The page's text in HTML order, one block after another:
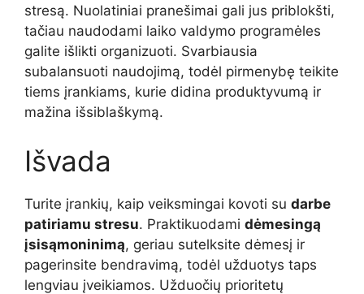
stresą. Nuolatiniai pranešimai gali jus priblokšti,
tačiau naudodami laiko valdymo programėles
galite išlikti organizuoti. Svarbiausia
subalansuoti naudojimą, todėl pirmenybę teikite
tiems įrankiams, kurie didina produktyvumą ir
mažina išsiblaškymą.
Išvada
Turite įrankių, kaip veiksmingai kovoti su darbe
patiriamu stresu. Praktikuodami dėmesingą
įsisąmoninimą, geriau sutelksite dėmesį ir
pagerinsite bendravimą, todėl užduotys taps
lengviau įveikiamos. Užduočių prioritetų